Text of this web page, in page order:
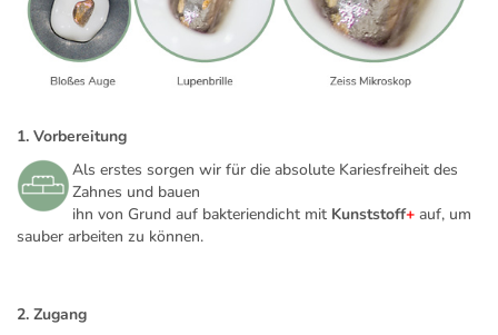
1. Vorbereitung
Als erstes sorgen wir für die absolute Kariesfreiheit des
Zahnes und bauen
ihn von Grund auf bakteriendicht mit Kunststoff+ auf, um
sauber arbeiten zu können.
2. Zugang